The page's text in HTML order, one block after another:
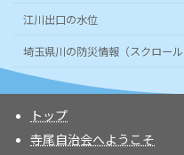
江川出口の水位
埼玉県川の防災情報（スクロー
トップ
寺尾自治会へようこそ